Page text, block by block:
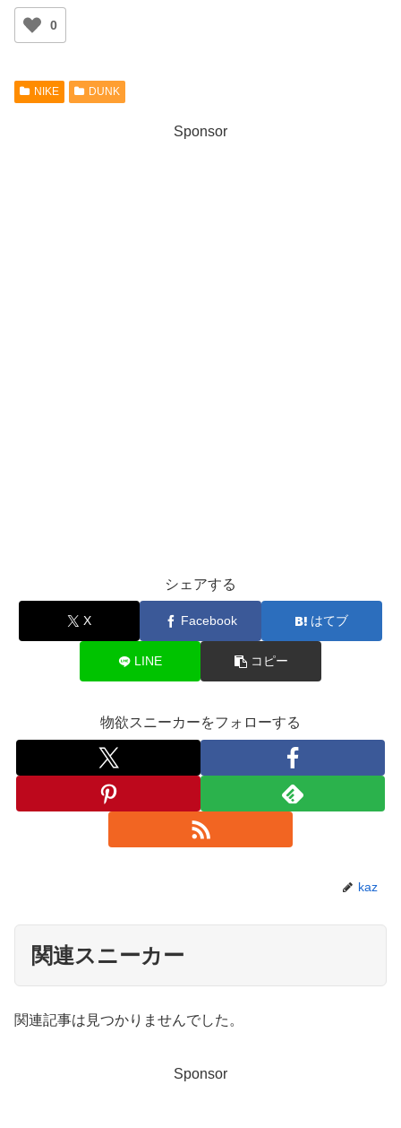
0
NIKE DUNK
Sponsor
シェアする
X Facebook はてブ
LINE コピー
物欲スニーカーをフォローする
kaz
関連スニーカー
関連記事は見つかりませんでした。
Sponsor